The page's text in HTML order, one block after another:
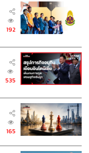
192
535
165